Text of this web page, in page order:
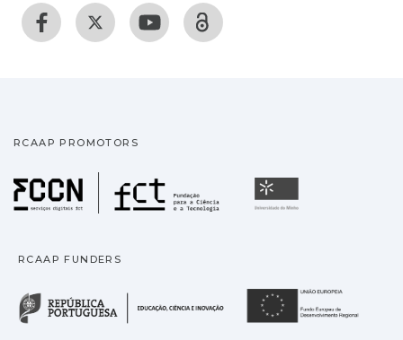
RCAAP PROMOTORS
Fundação para a
RCAAP FUNDERS
República Portuguesa